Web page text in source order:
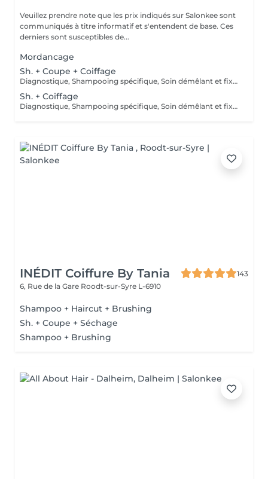
Veuillez prendre note que les prix indiqués sur Salonkee sont
communiqués à titre informatif et s'entendent de base. Ces
derniers sont susceptibles de...
Mordancage
Sh. + Coupe + Coiffage
Diagnostique, Shampooing spécifique, Soin démêlant et fixation inclus. Veuillez prendre note que les prix indiqués sur Salonkee sont communiqués à titre informatif et s'entendent de base. Ces derniers sont susceptibles de varier selon le diagnostic réalisé à votre arrivée au salon et l'expertise du professionnel à qui vous confiez votre beauté. Dans tous les cas, un devis précis vous sera proposé et toutes réalisations de prestations seront effectuées avec votre accord.
Sh. + Coiffage
Diagnostique, Shampooing spécifique, Soin démêlant et fixation inclus. Veuillez prendre note que les prix indiqués sur Salonkee sont communiqués à titre informatif et s'entendent de base. Ces derniers sont susceptibles de varier selon le diagnostic réalisé à votre arrivée au salon et l'expertise du professionnel à qui vous confiez votre beauté. Dans tous les cas, un devis précis vous sera proposé et toutes réalisations de prestations seront effectuées avec votre accord.
INÉDIT Coiffure By Tania
143
6, Rue de la Gare Roodt-sur-Syre L-6910
Shampoo + Haircut + Brushing
Sh. + Coupe + Séchage
Shampoo + Brushing